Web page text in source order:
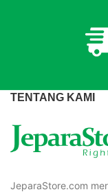
TENTANG KAMI
JeparaStore.com